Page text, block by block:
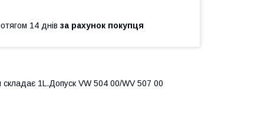
14 днів за рахунок покупця
1L.Допуск VW 504 00/WV 507 00